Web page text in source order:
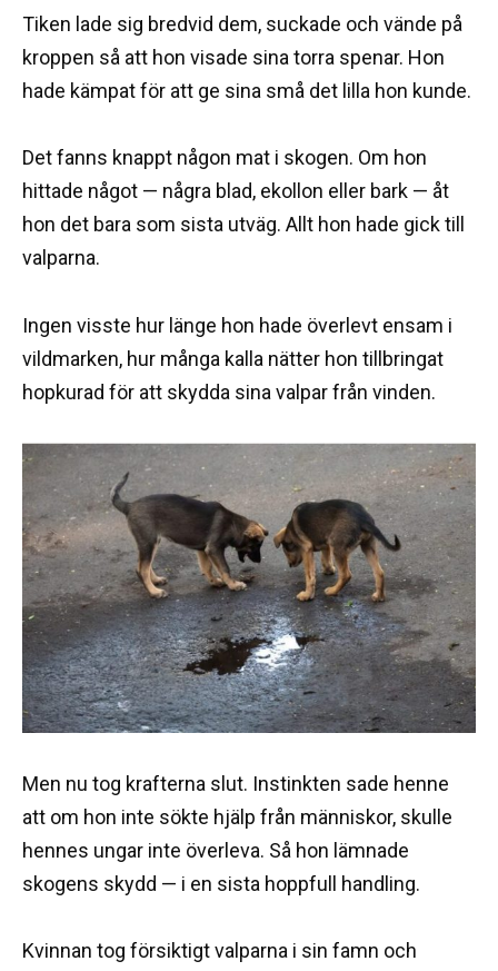
Tiken lade sig bredvid dem, suckade och vände på
kroppen så att hon visade sina torra spenar. Hon
hade kämpat för att ge sina små det lilla hon kunde.
Det fanns knappt någon mat i skogen. Om hon
hittade något — några blad, ekollon eller bark — åt
hon det bara som sista utväg. Allt hon hade gick till
valparna.
Ingen visste hur länge hon hade överlevt ensam i
vildmarken, hur många kalla nätter hon tillbringat
hopkurad för att skydda sina valpar från vinden.
Men nu tog krafterna slut. Instinkten sade henne
att om hon inte sökte hjälp från människor, skulle
hennes ungar inte överleva. Så hon lämnade
skogens skydd — i en sista hoppfull handling.
Kvinnan tog försiktigt valparna i sin famn och